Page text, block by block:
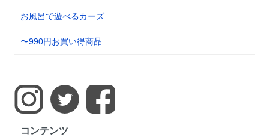
お風呂で遊べるカーズ
〜990円お買い得商品
コンテンツ